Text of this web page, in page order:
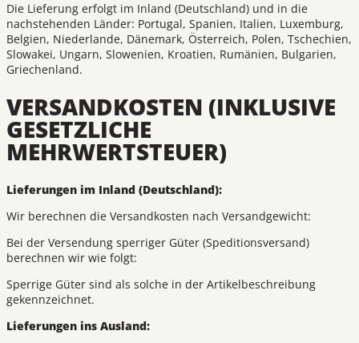
Die Lieferung erfolgt im Inland (Deutschland) und in die
nachstehenden Länder: Portugal, Spanien, Italien, Luxemburg,
Belgien, Niederlande, Dänemark, Österreich, Polen, Tschechien,
Slowakei, Ungarn, Slowenien, Kroatien, Rumänien, Bulgarien,
Griechenland.
VERSANDKOSTEN (INKLUSIVE
GESETZLICHE
MEHRWERTSTEUER)
Lieferungen im Inland (Deutschland):
Wir berechnen die Versandkosten nach Versandgewicht:
Bei der Versendung sperriger Güter (Speditionsversand)
berechnen wir wie folgt:
Sperrige Güter sind als solche in der Artikelbeschreibung
gekennzeichnet.
Lieferungen ins Ausland: